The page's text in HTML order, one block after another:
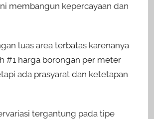
membangun kepercayaan dan
luas area terbatas karenanya
#1 harga borongan per meter
ada prasyarat dan ketetapan
tergantung pada tipe